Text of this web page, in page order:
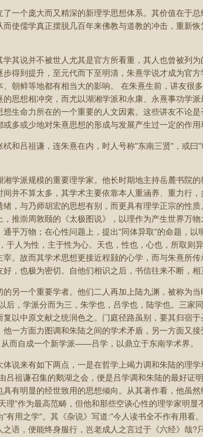
一个庞大而又精深的新理学思想体系。其价值在于
使儒学真正摆脱几百年来佛教与道教的冲击，重新
其说并不被世人尤其是官方所看重，其人也曾被列
步得到提升，至元代而下至明清，朱熹学说才成为官
、朝鲜等地都有相当大的影响。 在朱熹生前，讲友很
的思想相冲突，而尤以湖湘学派和永康、永熹事功学
想生命力所在的一个重要的人文因素。这些讲友不论
多或少地对朱熹思想的形成与发展产生过一定的作用
和吕祖谦，连朱熹在内，时人号称"东南三贤"，或
学派规模的重要理学家。他长时期地主持岳麓书院
间并不算太多，其学术主要依靠本人重涵养、重力行
，与乃师胡宏的思想有别，而更具有理学正宗的性
，推崇周敦颐的《太极图说》，以理作为产生世界万
乎万物；在心性问题上，提出"同体异取"的命题，
于人为性，主于性为心。天也，性也，心也，所取则
宰。故而其学术思想更接近程颢的心学，而与朱熹所
，也极为密切。自他们相识之后，书信往来不断，相
的另一个重要学者。他们二人再加上陆九渊，被称为
后，学派分而为三，朱学也，吕学也，陆学也。三家
以中原文献之统润色之。门庭径路虽别，要其归宿
他一方面力图调和朱陆之间的学术矛盾，另一方面又
而自成一个新学派——吕学，以鼎立于东南学术界。
说来有如下两点，一是在哲学上竭力调和朱陆的理
吕祖谦召集的鹅湖之会，便是吕学调和朱陆的最好证
具有明显的经世致用的思想倾向。从其著作看，他虽
理"作为最高范畴，但他和那些空谈心性的理学家明显
"有用之学"。其《杂说》写道:"今人读书全不作有用看
语，便能终身服行，岂老成人之言过于《六经》哉?